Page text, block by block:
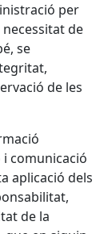
per
de
se
de les
comunicació
aplicació dels
de la